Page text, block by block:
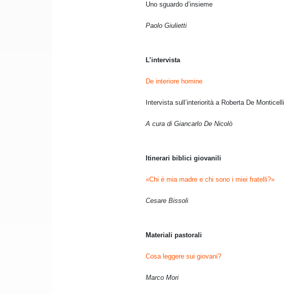
Uno sguardo d’insieme
Paolo Giulietti
L’intervista
De interiore homine
Intervista sull’interiorità a Roberta De Monticelli
A cura di Giancarlo De Nicolò
Itinerari biblici giovanili
«Chi è mia madre e chi sono i miei fratelli?»
Cesare Bissoli
Materiali pastorali
Cosa leggere sui giovani?
Marco Mori